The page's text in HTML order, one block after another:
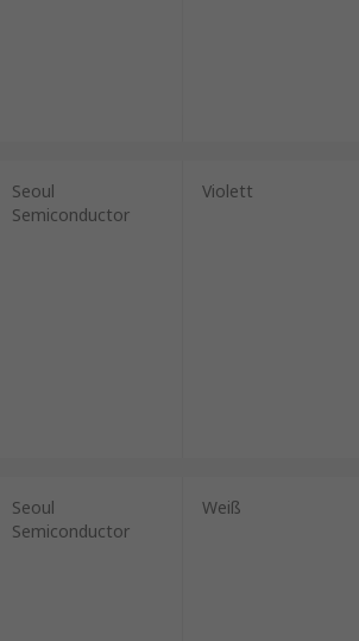
Seoul
Semiconductor
Violett
Seoul
Semiconductor
Weiß